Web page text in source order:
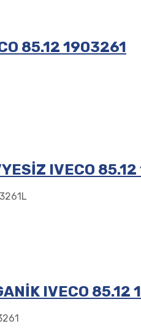
85.12 1903261
IVECO
IVECO 85.12